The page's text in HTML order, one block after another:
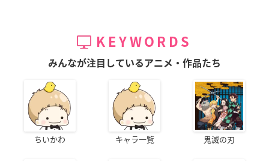
KEYWORDS
みんなが注目しているアニメ・作品たち
ちいかわ キャラ一覧 鬼滅の刃